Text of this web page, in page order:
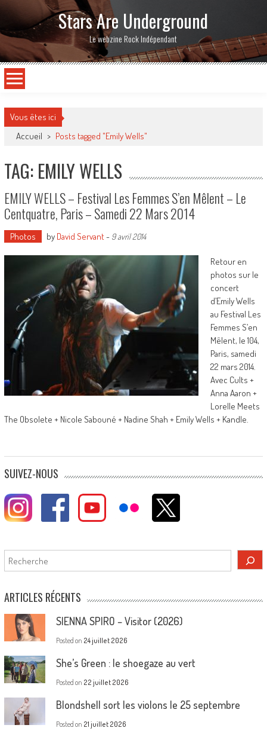
Stars Are Underground
Le webzine Rock Indépendant
Vous êtes ici
Accueil > Posts tagged "Emily Wells"
TAG: EMILY WELLS
EMILY WELLS – Festival Les Femmes S’en Mêlent – Le
Centquatre, Paris – Samedi 22 Mars 2014
Photos by David Servant- 9 avril 2014
Retour en
photos sur le
concert
d’Emily Wells
au Festival Les
Femmes S’en
Mêlent, le 104,
Paris, samedi
22 mars 2014.
Avec Cults +
Anna Aaron +
Lorelle Meets
The Obsolete + Nicole Sabouné + Nadine Shah + Emily Wells + Kandle.
SUIVEZ-NOUS
Rechercher
ARTICLES RÉCENTS
SIENNA SPIRO – Visitor (2026)
Posted on 24 juillet 2026
She’s Green : le shoegaze au vert
Posted on 22 juillet 2026
Blondshell sort les violons le 25 septembre
Posted on 21 juillet 2026